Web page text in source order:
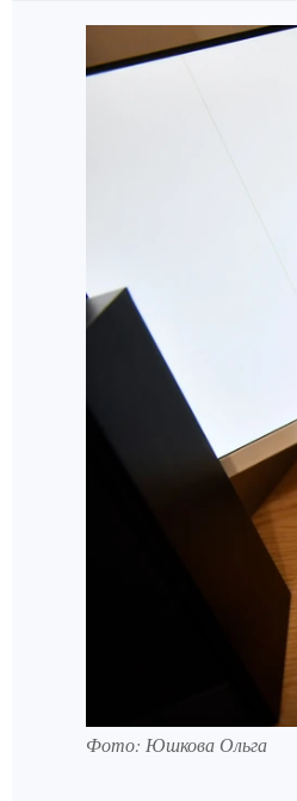
Фото: Юшкова Ольга